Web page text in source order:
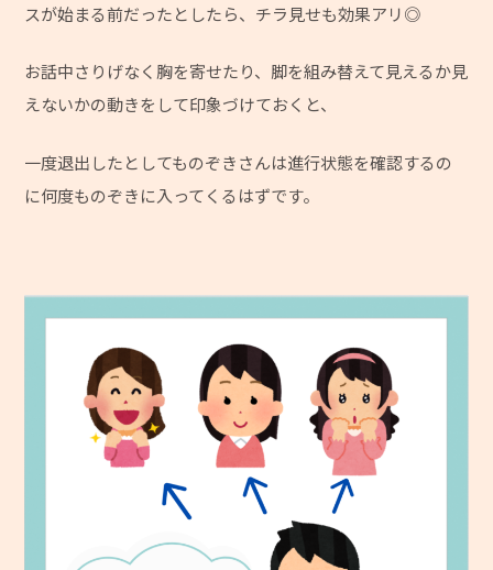
スが始まる前だったとしたら、チラ見せも効果アリ◎
お話中さりげなく胸を寄せたり、脚を組み替えて見えるか見
えないかの動きをして印象づけておくと、
一度退出したとしてものぞきさんは進行状態を確認するの
に何度ものぞきに入ってくるはずです。